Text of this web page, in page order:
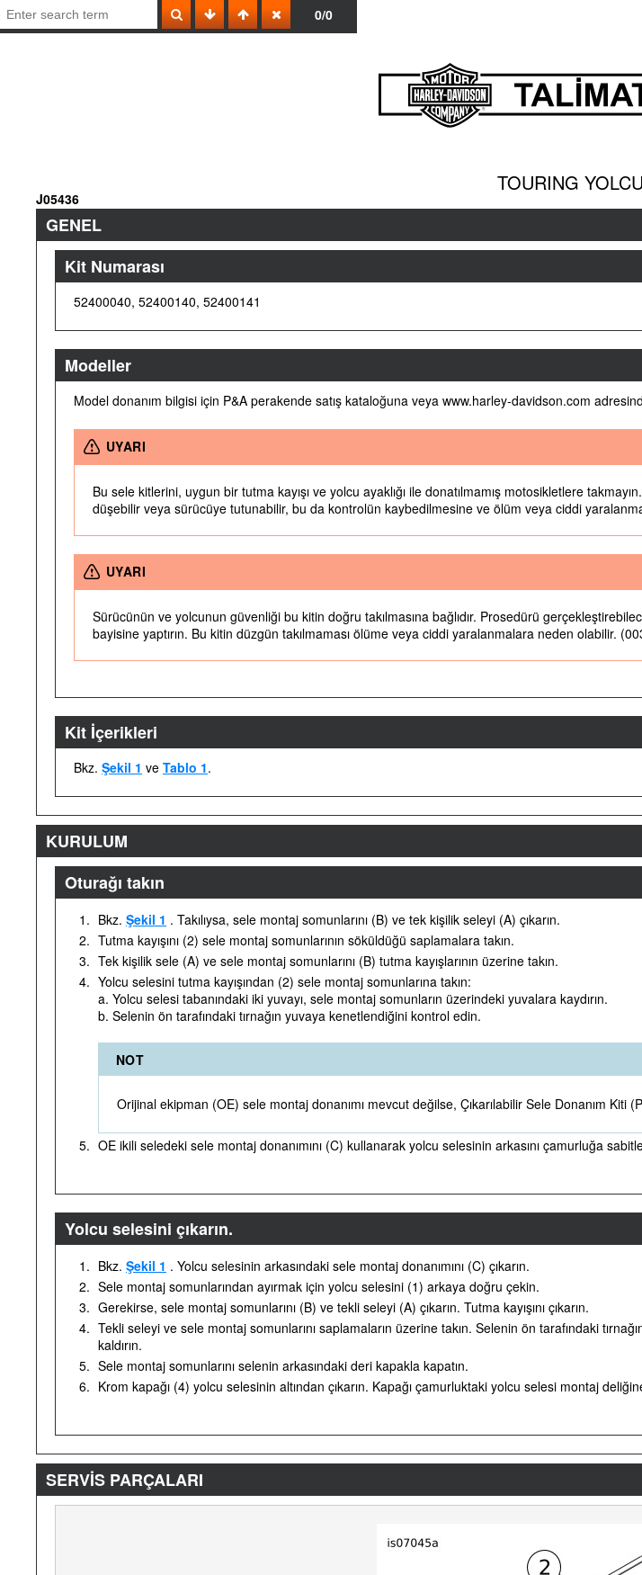
0/0
TOURING
J05436
GENEL
Kit Numarası
52400040, 52400140, 52400141
Modeller
Model donanım bilgisi için P&A perakende satış kataloğuna veya www.harley-davidson.com
UYARI
Bu sele kitlerini, uygun bir tutma kayışı ve yolcu ayaklığı ile donatılmamış motosikletlere
düşebilir veya sürücüye tutunabilir, bu da kontrolün kaybedilmesine ve ölüm veya ciddi
UYARI
Sürücünün ve yolcunun güvenliği bu kitin doğru takılmasına bağlıdır. Prosedürü
bayisine yaptırın. Bu kitin düzgün takılmaması ölüme veya ciddi yaralanmalara neden olabilir.
Kit İçerikleri
Bkz. Şekil 1 ve Tablo 1.
KURULUM
Oturağı takın
1. Bkz. Şekil 1 . Takılıysa, sele montaj somunlarını (B) ve tek kişilik seleyi (A) çıkarın.
2. Tutma kayışını (2) sele montaj somunlarının söküldüğü saplamalara takın.
3. Tek kişilik sele (A) ve sele montaj somunlarını (B) tutma kayışlarının üzerine takın.
4. Yolcu selesini tutma kayışından (2) sele montaj somunlarına takın:
a. Yolcu selesi tabanındaki iki yuvayı, sele montaj somunların üzerindeki yuvalara kaydırın.
b. Selenin ön tarafındaki tırnağın yuvaya kenetlendiğini kontrol edin.
NOT
Orijinal ekipman (OE) sele montaj donanımı mevcut değilse, Çıkarılabilir Sele Donanım Kiti
5. OE ikili seledeki sele montaj donanımını (C) kullanarak yolcu selesinin arkasını çamurluğa
Yolcu selesini çıkarın.
1. Bkz. Şekil 1 . Yolcu selesinin arkasındaki sele montaj donanımını (C) çıkarın.
2. Sele montaj somunlarından ayırmak için yolcu selesini (1) arkaya doğru çekin.
3. Gerekirse, sele montaj somunlarını (B) ve tekli seleyi (A) çıkarın. Tutma kayışını çıkarın.
4. Tekli seleyi ve sele montaj somunlarını saplamaların üzerine takın. Selenin ön tarafındaki
kaldırın.
5. Sele montaj somunlarını selenin arkasındaki deri kapakla kapatın.
6. Krom kapağı (4) yolcu selesinin altından çıkarın. Kapağı çamurluktaki yolcu selesi montaj
SERVİS PARÇALARI